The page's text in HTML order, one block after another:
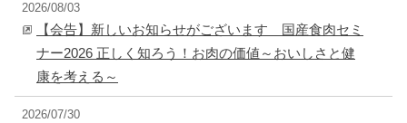
2026/08/03
【会告】新しいお知らせがございます 国産食肉セミ
ナー2026 正しく知ろう！お肉の価値～おいしさと健
康を考える～
2026/07/30